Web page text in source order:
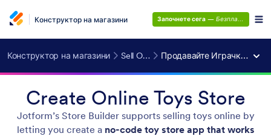
Конструктор на магазини Започнете сега — Безплатно е!
Конструктор на магазини Sell Online Продавайте Играчки Онлайн
Create Online Toys Store
Jotform’s Store Builder supports selling toys online by
letting you create a no-code toy store app that works